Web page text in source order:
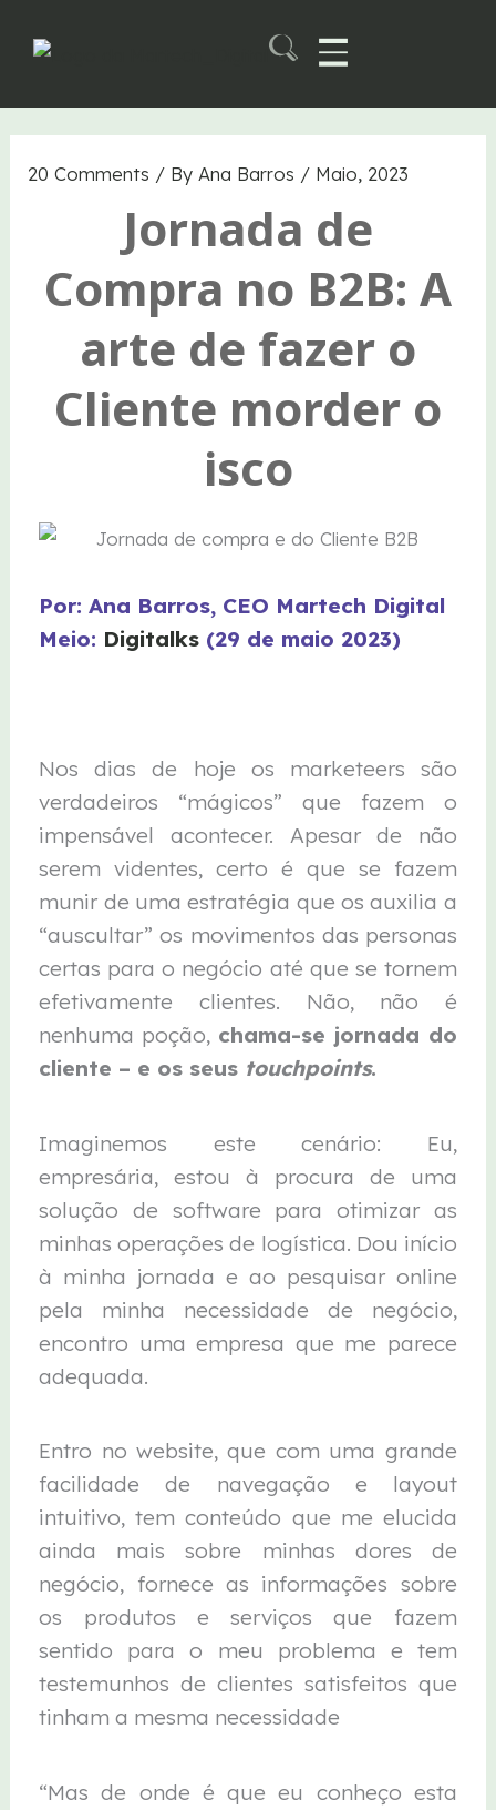
20 Comments / ByAna Barros / Maio, 2023
Jornada de
Compra no B2B: A
arte de fazer o
Cliente morder o
isco
Por: Ana Barros, CEO Martech Digital
Meio: Digitalks (29 de maio 2023)
Nos dias de hoje os marketeers são
verdadeiros “mágicos” que fazem o
impensável acontecer. Apesar de não
serem videntes, certo é que se fazem
munir de uma estratégia que os auxilia a
“auscultar” os movimentos das personas
certas para o negócio até que se tornem
efetivamente clientes. Não, não é
nenhuma poção, chama-se jornada do
cliente – e os seus touchpoints.
Imaginemos este cenário: Eu,
empresária, estou à procura de uma
solução de software para otimizar as
minhas operações de logística. Dou início
à minha jornada e ao pesquisar online
pela minha necessidade de negócio,
encontro uma empresa que me parece
adequada.
Entro no website, que com uma grande
facilidade de navegação e layout
intuitivo, tem conteúdo que me elucida
ainda mais sobre minhas dores de
negócio, fornece as informações sobre
os produtos e serviços que fazem
sentido para o meu problema e tem
testemunhos de clientes satisfeitos que
tinham a mesma necessidade
“Mas de onde é que eu conheço esta